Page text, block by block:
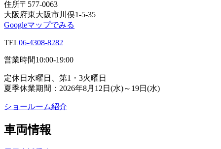
住所〒577-0063
大阪府東大阪市川俣1-5-35
Googleマップでみる
TEL06-4308-8282
営業時間10:00-19:00
定休日 水曜日、第1・3火曜日
夏季休業期間：2026年8月12日(水)～19日(水)
ショールーム紹介
車両情報